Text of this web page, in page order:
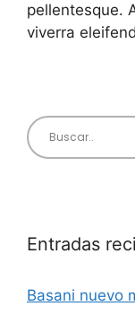
pellentesque.
viverra
Entradas
Basani nuevo